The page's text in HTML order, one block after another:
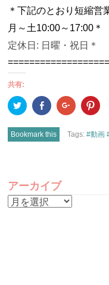
＊下記のとおり短縮営
月～土10:00～ 17:00＊
定休日 : 日曜・祝日 ＊
共有:
ク
リ
ク
し
て
し
ウ
ィ
Facebook
で
有
(新
し
ウ
で
開
き
ク
リ
し
て
ウ
ィ
ク
リ
し
て
Bookmark this Tags:#動画
NAVIGATION
アーカイブ
ア